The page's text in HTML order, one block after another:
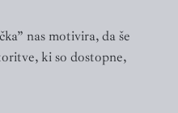
nas motivira, da še
ki so dostopne,